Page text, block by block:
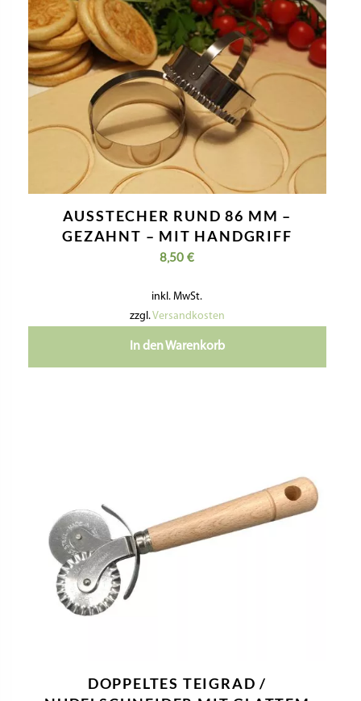
AUSSTECHER RUND 86 MM –
GEZAHNT – MIT HANDGRIFF
8,50€
inkl. MwSt.
zzgl.Versandkosten
In den Warenkorb
DOPPELTES TEIGRAD /